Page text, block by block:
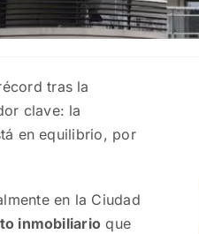
tras la
clave: la
en equilibrio, por
en la Ciudad
inmobiliario que